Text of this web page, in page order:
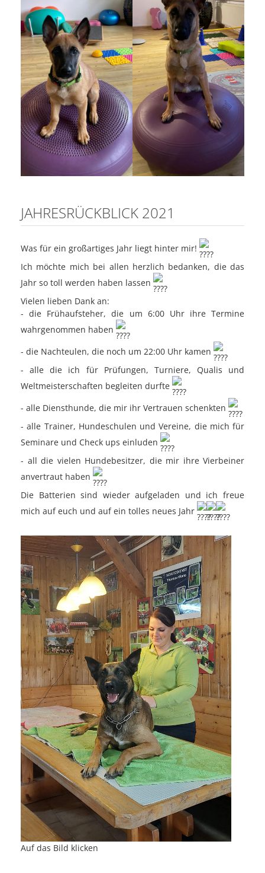
JAHRESRÜCKBLICK 2021
Was für ein großartiges Jahr liegt hinter mir!
Ich möchte mich bei allen herzlich bedanken, die das
Jahr so toll werden haben lassen
Vielen lieben Dank an:
- die Frühaufsteher, die um 6:00 Uhr ihre Termine
wahrgenommen haben
- die Nachteulen, die noch um 22:00 Uhr kamen
- alle die ich für Prüfungen, Turniere, Qualis und
Weltmeisterschaften begleiten durfte
- alle Diensthunde, die mir ihr Vertrauen schenkten
- alle Trainer, Hundeschulen und Vereine, die mich für
Seminare und Check ups einluden
- all die vielen Hundebesitzer, die mir ihre Vierbeiner
anvertraut haben
Die Batterien sind wieder aufgeladen und ich freue
mich auf euch und auf ein tolles neues Jahr
Auf das Bild klicken